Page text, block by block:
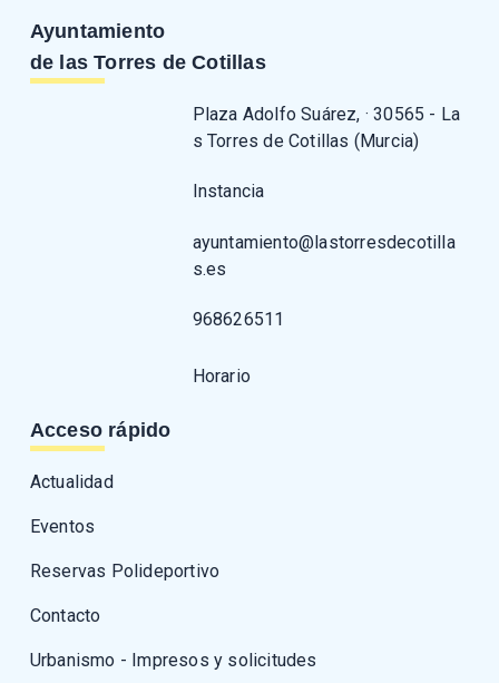
Ayuntamiento
de las Torres de Cotillas
Plaza Adolfo Suárez, · 30565 - La
s Torres de Cotillas (Murcia)
Instancia
ayuntamiento@lastorresdecotilla
s.es
968626511
Horario
Acceso rápido
Actualidad
Eventos
Reservas Polideportivo
Contacto
Urbanismo - Impresos y solicitudes